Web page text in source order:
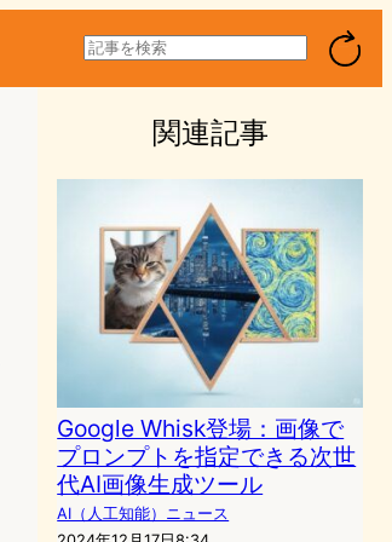
検
索
関連記事
Google Whisk登場：画像で
プロンプトを指定できる次世
代AI画像生成ツール
AI（人工知能）ニュース